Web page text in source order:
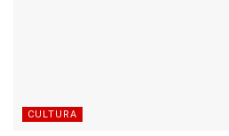
CULTURA